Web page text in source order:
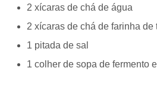
2 xícaras de chá de água
2 xícaras de chá de farinha de
1 pitada de sal
1 colher de sopa de fermento